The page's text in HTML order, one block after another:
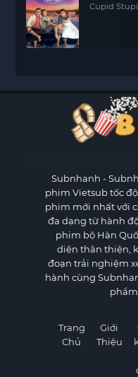
Cupid
Subnhanh -
phim Vietsub tốc
phim mới nhất với
đa dạng từ hành
phim bộ Hàn
diện thân thiện,
đoạn trải nghiệm
hành cùng
Trang
Chủ
Giới
Thiệu